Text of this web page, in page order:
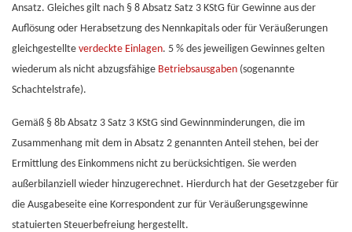
Ansatz. Gleiches gilt nach § 8 Absatz Satz 3 KStG für Gewinne aus der
Auflösung oder Herabsetzung des Nennkapitals oder für Veräußerungen
gleichgestellte verdeckte Einlagen. 5 % des jeweiligen Gewinnes gelten
wiederum als nicht abzugsfähige Betriebsausgaben (sogenannte
Schachtelstrafe).
Gemäß § 8b Absatz 3 Satz 3 KStG sind Gewinnminderungen, die im
Zusammenhang mit dem in Absatz 2 genannten Anteil stehen, bei der
Ermittlung des Einkommens nicht zu berücksichtigen. Sie werden
außerbilanziell wieder hinzugerechnet. Hierdurch hat der Gesetzgeber für
die Ausgabeseite eine Korrespondent zur für Veräußerungsgewinne
statuierten Steuerbefreiung hergestellt.